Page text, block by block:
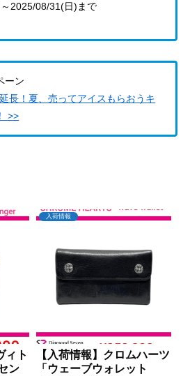
2025/08/31(日)まで
長！夏、売ってアイスもらおうキ
>>
ィト
ン
入荷情報
【入荷情報】クロムハーツ
「ウェーブウォレット